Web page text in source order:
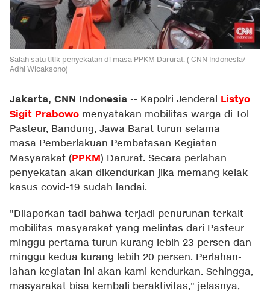
Salah satu titik penyekatan di masa PPKM Darurat. ( CNN Indonesia/
Adhi Wicaksono)
Jakarta, CNN Indonesia -- Kapolri Jenderal Listyo
Sigit Prabowo menyatakan mobilitas warga di Tol
Pasteur, Bandung, Jawa Barat turun selama
masa Pemberlakuan Pembatasan Kegiatan
Masyarakat (PPKM) Darurat. Secara perlahan
penyekatan akan dikendurkan jika memang kelak
kasus covid-19 sudah landai.
"Dilaporkan tadi bahwa terjadi penurunan terkait
mobilitas masyarakat yang melintas dari Pasteur
minggu pertama turun kurang lebih 23 persen dan
minggu kedua kurang lebih 20 persen. Perlahan-
lahan kegiatan ini akan kami kendurkan. Sehingga,
masyarakat bisa kembali beraktivitas," jelasnya,